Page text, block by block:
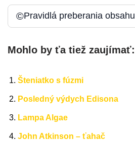
©Pravidlá preberania obsahu
Mohlo by ťa tiež zaujímať:
Šteniatko s fúzmi
Posledný výdych Edisona
Lampa Algae
John Atkinson – ťahač